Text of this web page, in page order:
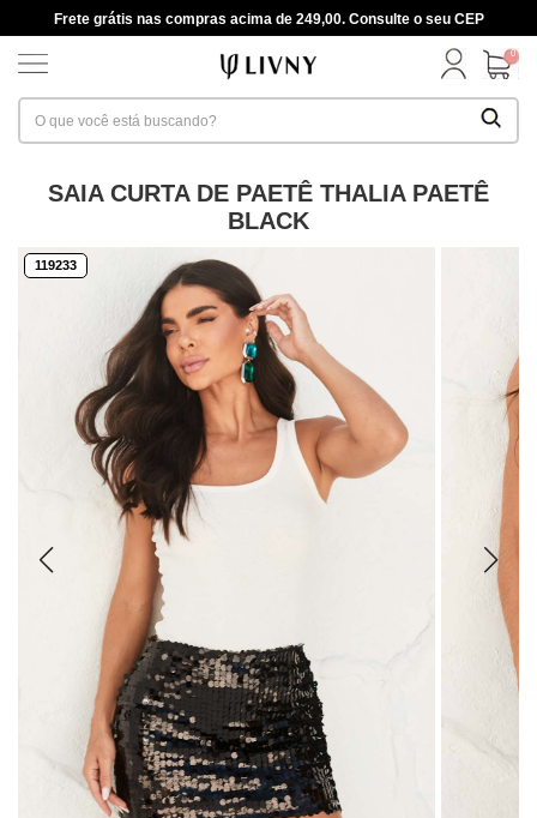
Frete grátis nas compras acima de 249,00. Consulte o seu CEP
0
SAIA CURTA DE PAETÊ THALIA PAETÊ
BLACK
119233